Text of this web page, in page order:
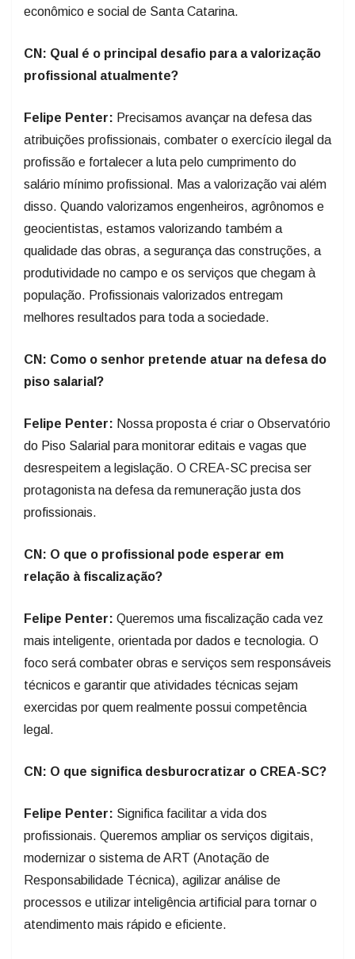
econômico e social de Santa Catarina.
CN: Qual é o principal desafio para a valorização
profissional atualmente?
Felipe Penter: Precisamos avançar na defesa das
atribuições profissionais, combater o exercício ilegal da
profissão e fortalecer a luta pelo cumprimento do
salário mínimo profissional. Mas a valorização vai além
disso. Quando valorizamos engenheiros, agrônomos e
geocientistas, estamos valorizando também a
qualidade das obras, a segurança das construções, a
produtividade no campo e os serviços que chegam à
população. Profissionais valorizados entregam
melhores resultados para toda a sociedade.
CN: Como o senhor pretende atuar na defesa do
piso salarial?
Felipe Penter: Nossa proposta é criar o Observatório
do Piso Salarial para monitorar editais e vagas que
desrespeitem a legislação. O CREA-SC precisa ser
protagonista na defesa da remuneração justa dos
profissionais.
CN: O que o profissional pode esperar em
relação à fiscalização?
Felipe Penter: Queremos uma fiscalização cada vez
mais inteligente, orientada por dados e tecnologia. O
foco será combater obras e serviços sem responsáveis
técnicos e garantir que atividades técnicas sejam
exercidas por quem realmente possui competência
legal.
CN: O que significa desburocratizar o CREA-SC?
Felipe Penter: Significa facilitar a vida dos
profissionais. Queremos ampliar os serviços digitais,
modernizar o sistema de ART (Anotação de
Responsabilidade Técnica), agilizar análise de
processos e utilizar inteligência artificial para tornar o
atendimento mais rápido e eficiente.